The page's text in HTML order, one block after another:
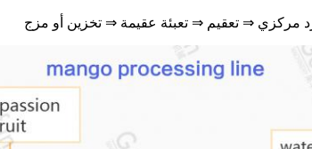
⇒ تعقيم ⇒ تعبئة عقيمة ⇒ تخزين أو مزج